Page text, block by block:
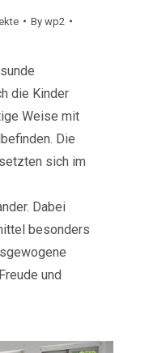
Bywp2
die Kinder
Weise mit
Die
sich im
Dabei
besonders
und